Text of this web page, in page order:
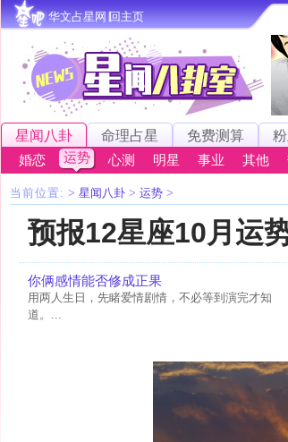
华文占星网∣回主页
星闻八卦 命理占星 免费测算
婚恋
运势 心测 明星 事业 其他
当前位置: > 星闻八卦 > 运势 >
预报12星座10月运
你俩感情能否修成正果
用两人生日，先睹爱情剧情，不必等到演完才知
道。...